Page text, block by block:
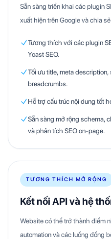
Sẵn sàng triển khai các plugin
xuất hiện trên Google và chia
Tương thích với các plugin
Yoast SEO.
Tối ưu title, meta
breadcrumbs.
Hỗ trợ cấu trúc nội dung tốt
Sẵn sàng mở rộng schema,
và phân tích SEO on-page.
TƯƠNG THÍCH MỞ RỘNG
Kết nối API và hệ
Website có thể trở thành điểm
automation và các luồng đồng